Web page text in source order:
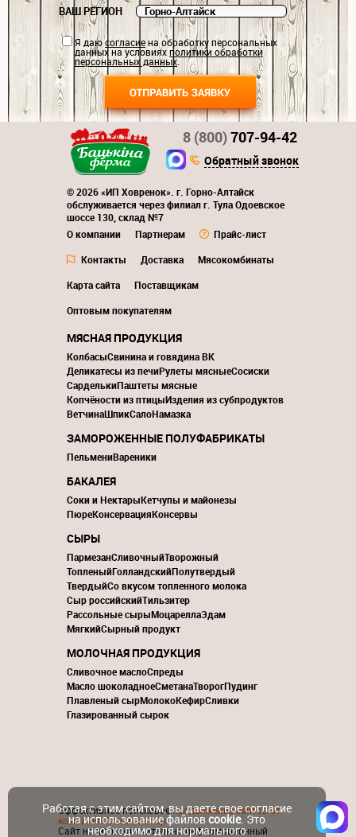
ВАШ РЕГИОН
Я даюсогласиена обработку персональных
данных на условияхполитики обработки
персональных данных.
© 2026 «ИП Ховренок». г. Горно-Алтайск
обслуживается через филиал г. Тула Одоевское
шоссе 130, склад №7
О компании
Партнерам
Прайс-лист
Контакты
Доставка
Мясокомбинаты
Карта сайта
Поставщикам
Оптовым покупателям
8 (800)707-94-42
Обратный звонок
МЯСНАЯ ПРОДУКЦИЯ
КолбасыСвинина и говядина ВК
Деликатесы из печиРулеты мясныеСосиски
СарделькиПаштеты мясные
Копчёности из птицыИзделия из субпродуктов
ВетчинаШпикСалоНамазка
ЗАМОРОЖЕННЫЕ ПОЛУФАБРИКАТЫ
ПельмениВареники
БАКАЛЕЯ
Соки и НектарыКетчупы и майонезы
ПюреКонсервацияКонсервы
СЫРЫ
ПармезанСливочныйТворожный
ТопленыйГолландскийПолутвердый
ТвердыйСо вкусом топленного молока
Сыр российскийТильзитер
Рассольные сырыМоцареллаЭдам
МягкийСырный продукт
МОЛОЧНАЯ ПРОДУКЦИЯ
Сливочное маслоСпреды
Масло шоколадноеСметанаТворогПудинг
Плавленый сырМолокоКефирСливки
Глазированный сырок
Эффективное поисковоепродвижение сайтов от
компании ContactGroup
Сайт носит исключительно информационный
Работая с этим сайтом, вы даете свое согласие
на использование файловcookie. Это
необходимо для нормального